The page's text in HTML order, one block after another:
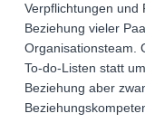
Verpflichtungen und
Beziehung vieler
Organisationsteam.
To-do-Listen statt
Beziehung aber